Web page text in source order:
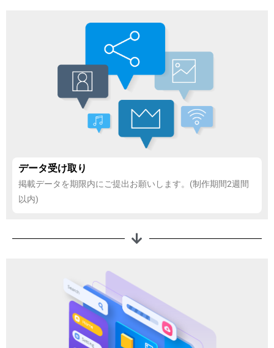
データ受け取り
掲載データを期限内にご提出お願いします。(制作期間2週間
以内)